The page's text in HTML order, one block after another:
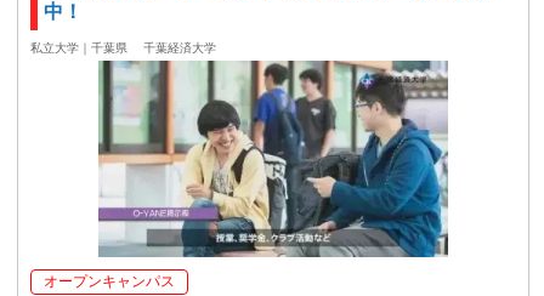
中！
私立大学｜千葉県 千葉経済大学
オープンキャンパス